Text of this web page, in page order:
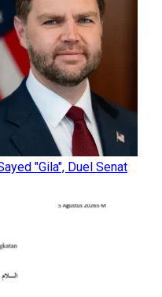
"Gila", Duel Senat